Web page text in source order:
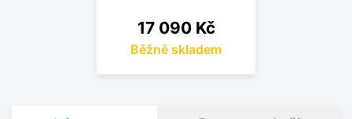
Cena
17 090 Kč
Běžně skladem